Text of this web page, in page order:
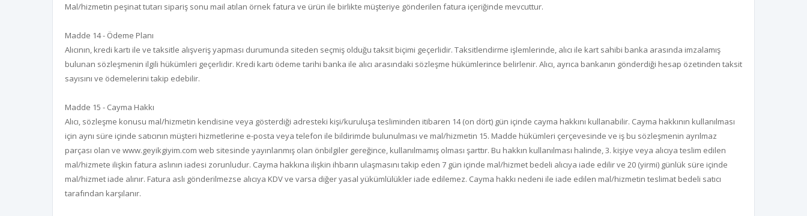
Mal/hizmetin peşinat tutarı sipariş sonu mail atılan örnek fatura ve ürün ile birlikte müşteriye gönderilen fatura içeriğinde mevcuttur.
Madde 14 - Ödeme Planı
Alıcının, kredi kartı ile ve taksitle alışveriş yapması durumunda siteden seçmiş olduğu taksit biçimi geçerlidir. Taksitlendirme işlemlerinde, alıcı ile kart sahibi banka arasında imzalamış
bulunan sözleşmenin ilgili hükümleri geçerlidir. Kredi kartı ödeme tarihi banka ile alıcı arasındaki sözleşme hükümlerince belirlenir. Alıcı, ayrıca bankanın gönderdiği hesap özetinden taksit
sayısını ve ödemelerini takip edebilir.
Madde 15 - Cayma Hakkı
Alıcı, sözleşme konusu mal/hizmetin kendisine veya gösterdiği adresteki kişi/kuruluşa tesliminden itibaren 14 (on dört) gün içinde cayma hakkını kullanabilir. Cayma hakkının kullanılması
için aynı süre içinde satıcının müşteri hizmetlerine e-posta veya telefon ile bildirimde bulunulması ve mal/hizmetin 15. Madde hükümleri çerçevesinde ve iş bu sözleşmenin ayrılmaz
parçası olan ve www.geyikgiyim.com web sitesinde yayınlanmış olan önbilgiler gereğince, kullanılmamış olması şarttır. Bu hakkın kullanılması halinde, 3. kişiye veya alıcıya teslim edilen
mal/hizmete ilişkin fatura aslının iadesi zorunludur. Cayma hakkına ilişkin ihbarın ulaşmasını takip eden 7 gün içinde mal/hizmet bedeli alıcıya iade edilir ve 20 (yirmi) günlük süre içinde
mal/hizmet iade alınır. Fatura aslı gönderilmezse alıcıya KDV ve varsa diğer yasal yükümlülükler iade edilemez. Cayma hakkı nedeni ile iade edilen mal/hizmetin teslimat bedeli satıcı
tarafından karşılanır.